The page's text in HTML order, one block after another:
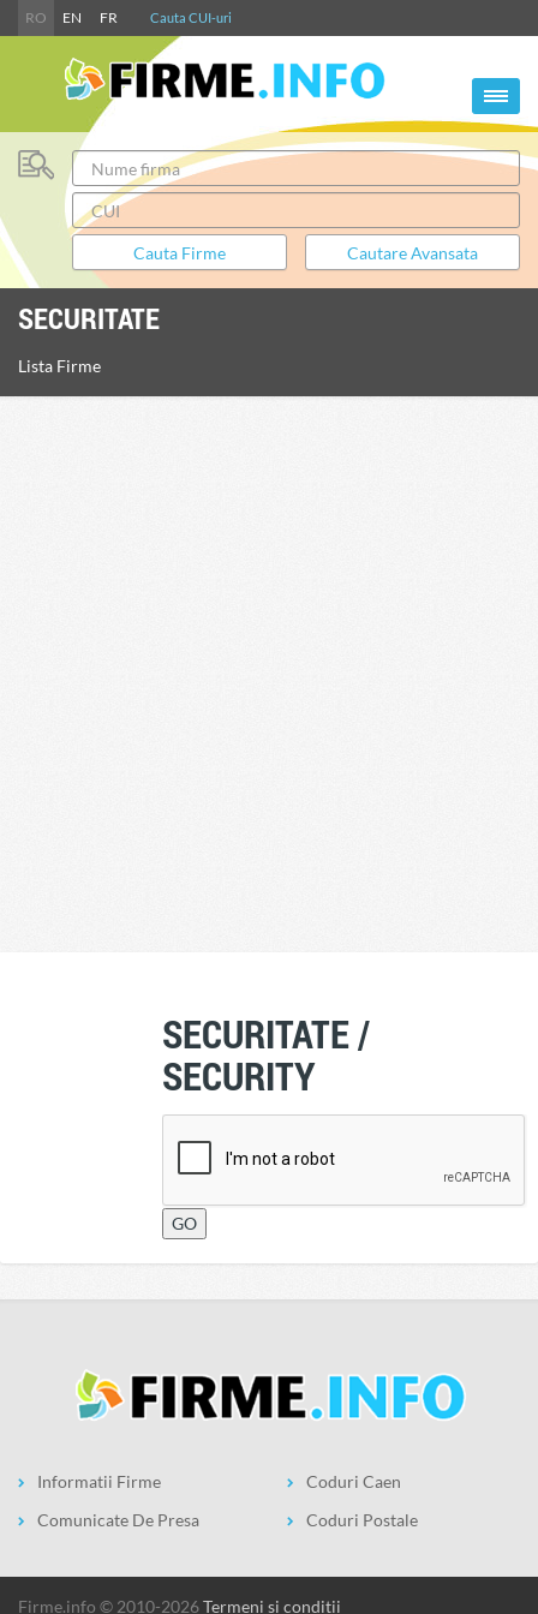
RO EN FR Cauta CUI-uri
SECURITATE
Lista Firme
SECURITATE /
SECURITY
Informatii Firme
Comunicate De Presa
Coduri Caen
Coduri Postale
firme.info © 2010-2026Termeni si conditii